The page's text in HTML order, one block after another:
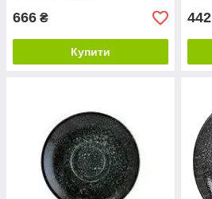
666 ₴
Купити
442